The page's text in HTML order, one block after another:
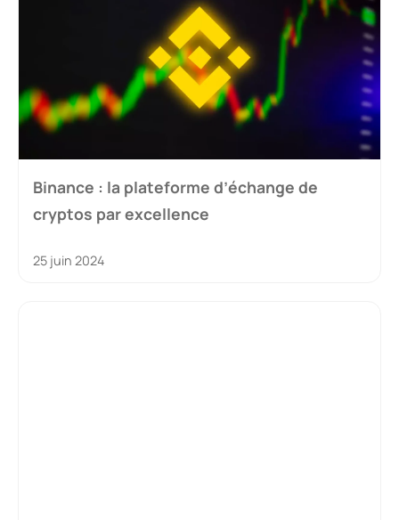
Binance : la plateforme d’échange de
cryptos par excellence
25 juin 2024